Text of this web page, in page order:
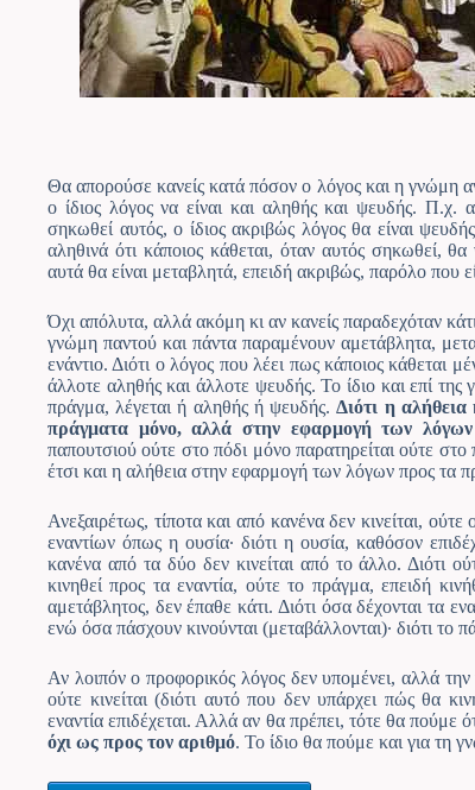
Θα απορούσε κανείς κατά πόσον ο λόγος και η γνώμη
ο ίδιος λόγος να είναι και αληθής και ψευδής. Π.χ.
σηκωθεί αυτός, ο ίδιος ακριβώς λόγος θα είναι
αληθινά ότι κάποιος κάθεται, όταν αυτός σηκωθεί,
αυτά θα είναι μεταβλητά, επειδή ακριβώς, παρόλο που
Όχι απόλυτα, αλλά ακόμη κι αν κανείς παραδεχόταν
γνώμη παντού και πάντα παραμένουν αμετάβλητα,
ενάντιο. Διότι ο λόγος που λέει πως κάποιος κάθεται
άλλοτε αληθής και άλλοτε ψευδής. Το ίδιο και επί της
πράγμα, λέγεται ή αληθής ή ψευδής.Διότι η αλήθεια
πράγματα μόνο, αλλά στην εφαρμογή των
παπουτσιού ούτε στο πόδι μόνο παρατηρείται ούτε
έτσι και η αλήθεια στην εφαρμογή των λόγων προς τα
Ανεξαιρέτως, τίποτα και από κανένα δεν κινείται,
εναντίων όπως η ουσία· διότι η ουσία, καθόσον
κανένα από τα δύο δεν κινείται από το άλλο. Διότι
κινηθεί προς τα εναντία, ούτε το πράγμα, επειδή
αμετάβλητος, δεν έπαθε κάτι. Διότι όσα δέχονται τα
ενώ όσα πάσχουν κινούνται (μεταβάλλονται)· διότι το
Αν λοιπόν ο προφορικός λόγος δεν υπομένει, αλλά την
ούτε κινείται (διότι αυτό που δεν υπάρχει πώς θα
εναντία επιδέχεται. Αλλά αν θα πρέπει, τότε θα πούμε
όχι ως προς τον αριθμό. Το ίδιο θα πούμε και για τη